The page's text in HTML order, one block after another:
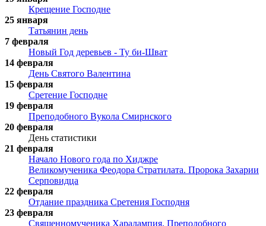
Крещение Господне
25 января
Татьянин день
7 февраля
Новый Год деревьев - Ту би-Шват
14 февраля
День Святого Валентина
15 февраля
Сретение Господне
19 февраля
Преподобного Вукола Смирнского
20 февраля
День статистики
21 февраля
Начало Нового года по Хиджре
Великомученика Феодора Стратилата. Пророка Захарии
Серповидца
22 февраля
Отдание праздника Сретения Господня
23 февраля
Священномученика Харалампия. Преподобного